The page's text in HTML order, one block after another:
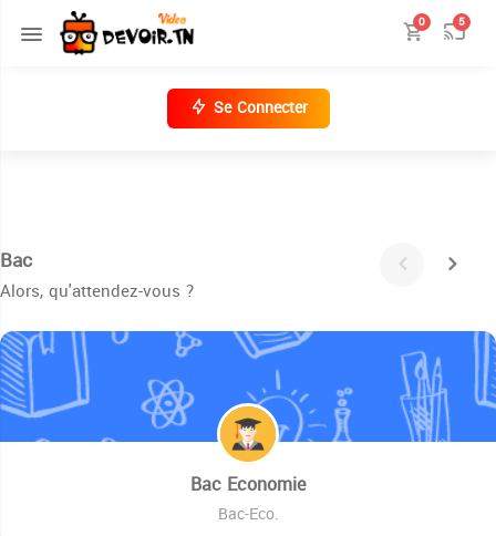
0 5
Se Connecter
Bac
Alors, qu'attendez-vous ?
Bac Economie
Bac-Eco.